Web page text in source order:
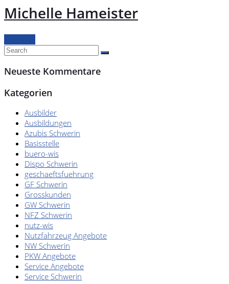
Michelle Hameister
Neueste Kommentare
Kategorien
Ausbilder
Ausbildungen
Azubis Schwerin
Basisstelle
buero-wis
Dispo Schwerin
geschaeftsfuehrung
GF Schwerin
Grosskunden
GW Schwerin
NFZ Schwerin
nutz-wis
Nutzfahrzeug Angebote
NW Schwerin
PKW Angebote
Service Angebote
Service Schwerin